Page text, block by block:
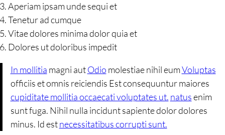
Aperiam ipsam unde sequi et
Tenetur ad cumque
Vitae dolores minima dolor quia et
Dolores ut doloribus impedit
In mollitia magni autOdio molestiae nihil eumVoluptas
officiis et omnis reiciendis Est consequuntur maiores
cupiditate mollitia occaecati voluptates ut. natusenim
sunt fuga. Nihil nulla incidunt sapiente dolor dolores
minus. Id estnecessitatibus corrupti sunt.